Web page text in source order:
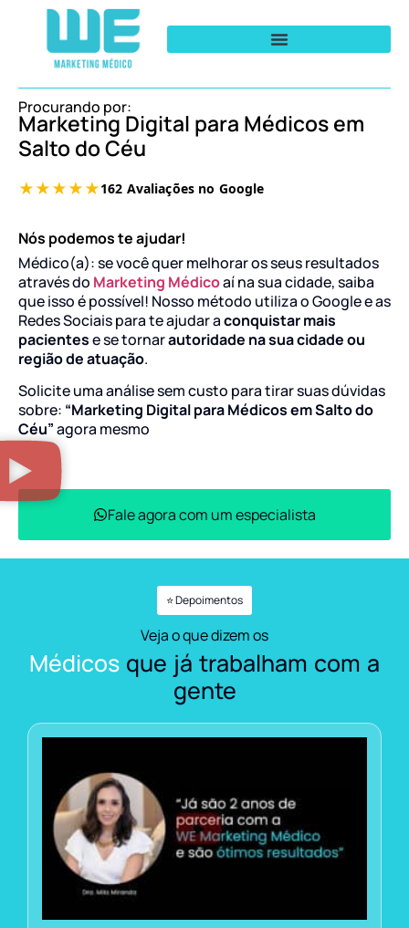
Procurando por:
Marketing Digital para Médicos em
Salto do Céu
Nós podemos te ajudar!
Médico(a): se você quer melhorar os seus resultados
através do Marketing Médicoaí na sua cidade, saiba
que isso é possível! Nosso método utiliza o Google e as
Redes Sociais para te ajudar aconquistar mais
pacientese se tornarautoridade na sua cidade ou
região de atuação.
Solicite uma análise sem custo para tirar suas dúvidas
sobre: “Marketing Digital para Médicos em Salto do
Céu”agora mesmo
Fale agora com um especialista
⭐ Depoimentos
Veja o que dizem os
Médicos que já trabalham com a
gente